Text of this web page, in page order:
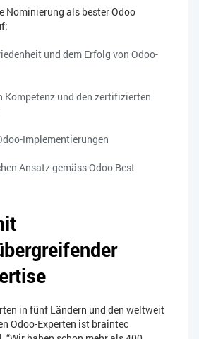
Nominierung als bester Odoo
und dem Erfolg von Odoo-
Kompetenz und den zertifizierten
Implementierungen
Ansatz gemäss Odoo Best
in fünf Ländern und den weltweit
Odoo-Experten ist braintec